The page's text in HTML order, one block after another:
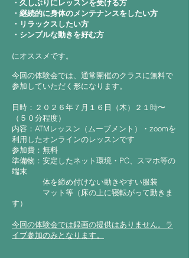
・久しぶりにレッスンを受ける方
​・継続的に身体のメンテナンスをしたい方
・リラックスしたい方
・シンプルな動きを好む方
にオススメです。
今回の体験会では、通常開催のクラスに無料で
参加していただく形になります。
日時：２０２６年７月１６日（木）２１時〜
（５０分程度）
内容：ATMレッスン（ムーブメント）・zoomを
利用したオンラインのレッスンです
参加費：無料
準備物：安定したネット環境・PC、スマホ等の
端末
体を締め付けない動きやすい服装
マット等（床の上に寝転がって動きま
す）
​今回の体験会では録画の提供はありません。ラ
イブ参加のみとなります。